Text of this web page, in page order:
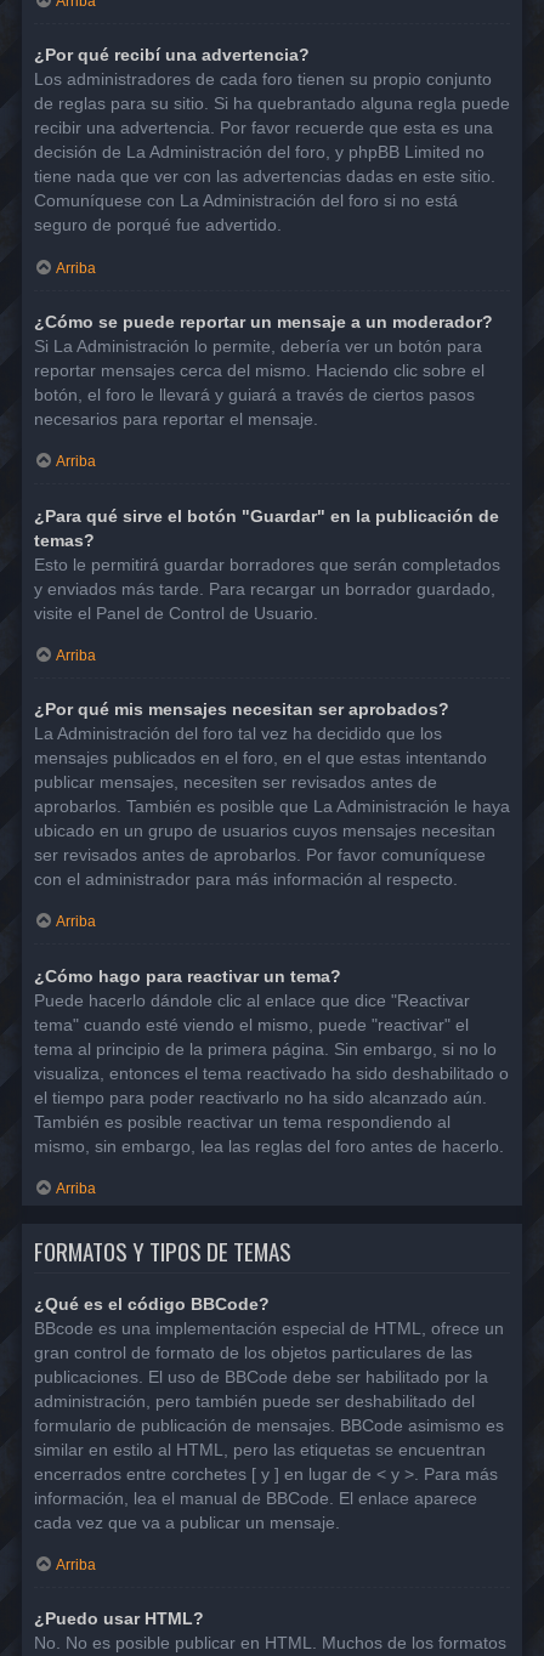
¿Por qué recibí una advertencia?
Los administradores de cada foro tienen su propio conjunto
de reglas para su sitio. Si ha quebrantado alguna regla puede
recibir una advertencia. Por favor recuerde que esta es una
decisión de La Administración del foro, y phpBB Limited no
tiene nada que ver con las advertencias dadas en este sitio.
Comuníquese con La Administración del foro si no está
seguro de porqué fue advertido.
Arriba
¿Cómo se puede reportar un mensaje a un moderador?
Si La Administración lo permite, debería ver un botón para
reportar mensajes cerca del mismo. Haciendo clic sobre el
botón, el foro le llevará y guiará a través de ciertos pasos
necesarios para reportar el mensaje.
Arriba
¿Para qué sirve el botón "Guardar" en la publicación de
temas?
Esto le permitirá guardar borradores que serán completados
y enviados más tarde. Para recargar un borrador guardado,
visite el Panel de Control de Usuario.
Arriba
¿Por qué mis mensajes necesitan ser aprobados?
La Administración del foro tal vez ha decidido que los
mensajes publicados en el foro, en el que estas intentando
publicar mensajes, necesiten ser revisados antes de
aprobarlos. También es posible que La Administración le haya
ubicado en un grupo de usuarios cuyos mensajes necesitan
ser revisados antes de aprobarlos. Por favor comuníquese
con el administrador para más información al respecto.
Arriba
¿Cómo hago para reactivar un tema?
Puede hacerlo dándole clic al enlace que dice "Reactivar
tema" cuando esté viendo el mismo, puede "reactivar" el
tema al principio de la primera página. Sin embargo, si no lo
visualiza, entonces el tema reactivado ha sido deshabilitado o
el tiempo para poder reactivarlo no ha sido alcanzado aún.
También es posible reactivar un tema respondiendo al
mismo, sin embargo, lea las reglas del foro antes de hacerlo.
Arriba
FORMATOS Y TIPOS DE TEMAS
¿Qué es el código BBCode?
BBcode es una implementación especial de HTML, ofrece un
gran control de formato de los objetos particulares de las
publicaciones. El uso de BBCode debe ser habilitado por la
administración, pero también puede ser deshabilitado del
formulario de publicación de mensajes. BBCode asimismo es
similar en estilo al HTML, pero las etiquetas se encuentran
encerrados entre corchetes [ y ] en lugar de < y >. Para más
información, lea el manual de BBCode. El enlace aparece
cada vez que va a publicar un mensaje.
Arriba
¿Puedo usar HTML?
No. No es posible publicar en HTML. Muchos de los formatos